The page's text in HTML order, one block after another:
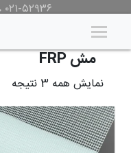
۰۲۱-۵۲۹۳۶
محصولات
مش FRP
نمایش همه 3 نتیجه